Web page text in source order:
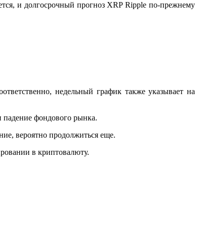
и долгосрочный прогноз XRP Ripple по-прежнему
недельный график также указывает на
падение фондового рынка.
вероятно продолжиться еще.
в криптовалюту.